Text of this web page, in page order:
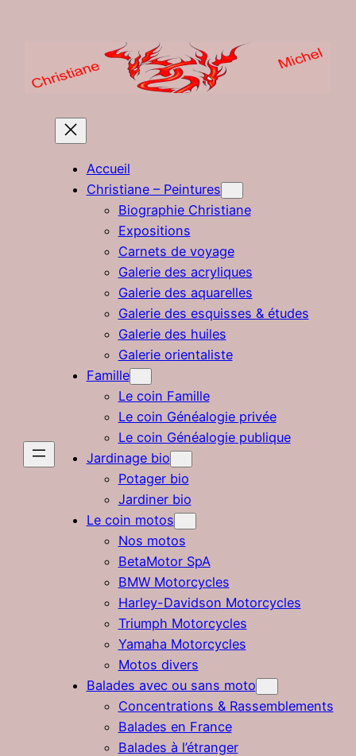
Accueil
Christiane – Peintures
Biographie Christiane
Expositions
Carnets de voyage
Galerie des acryliques
Galerie des aquarelles
Galerie des esquisses & études
Galerie des huiles
Galerie orientaliste
Famille
Le coin Famille
Le coin Généalogie privée
Le coin Généalogie publique
Jardinage bio
Potager bio
Jardiner bio
Le coin motos
Nos motos
BetaMotor SpA
BMW Motorcycles
Harley-Davidson Motorcycles
Triumph Motorcycles
Yamaha Motorcycles
Motos divers
Balades avec ou sans moto
Concentrations & Rassemblements
Balades en France
Balades à l’étranger